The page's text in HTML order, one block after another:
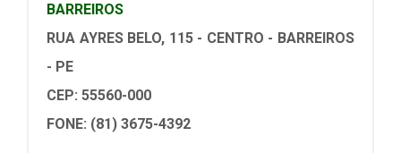
BARREIROS
RUA AYRES BELO, 115 - CENTRO - BARREIROS
- PE
CEP: 55560-000
FONE: (81) 3675-4392